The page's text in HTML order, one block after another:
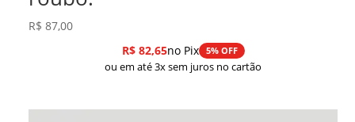
R$ 87,00
R$82,65no Pix 5% OFF
ou em até 3x sem juros no cartão